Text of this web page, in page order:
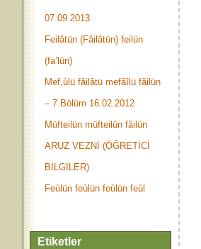
07.09.2013
Feilâtün (Fâilâtün) feilün
(fa’lün)
Mef,ùlü fâilâtü mefâîlü fâilün
– 7.Bölüm 16.02.2012
Müfteilün müfteilün fâilün
ARUZ VEZNİ (ÖĞRETİCİ
BİLGİLER)
Feùlün feùlün feùlün feùl
Etiketler